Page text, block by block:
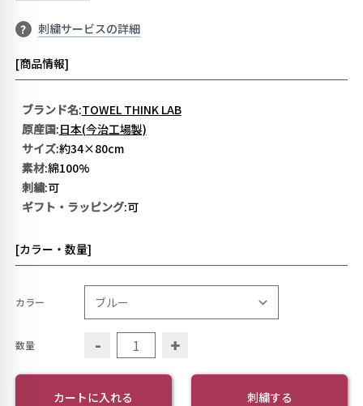
? 刺繍サービスの詳細
[商品情報]
ブランド名:TOWEL THINK LAB
原産国:日本(今治工場製)
サイズ:約34×80cm
素材:綿100%
刺繍:可
ギフト・ラッピング:可
[カラー・数量]
カラー
数量 - +
カートに入れる 刺繍する